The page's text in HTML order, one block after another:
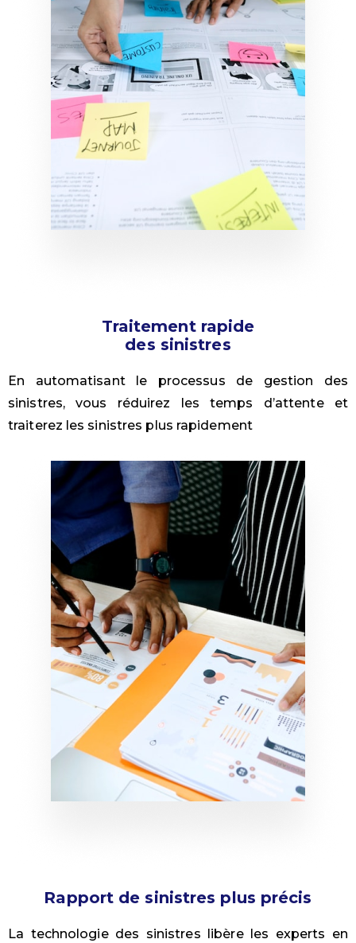
Traitement rapide
des sinistres
En automatisant le processus de gestion des
sinistres, vous réduirez les temps d’attente et
traiterez les sinistres plus rapidement
Rapport de sinistres plus précis
La technologie des sinistres libère les experts en